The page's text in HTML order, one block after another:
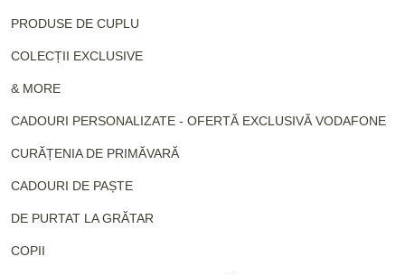
PRODUSE DE CUPLU
COLECȚII EXCLUSIVE
& MORE
CADOURI PERSONALIZATE - OFERTĂ EXCLUSIVĂ VODAFONE
CURĂȚENIA DE PRIMĂVARĂ
CADOURI DE PAȘTE
DE PURTAT LA GRĂTAR
COPII